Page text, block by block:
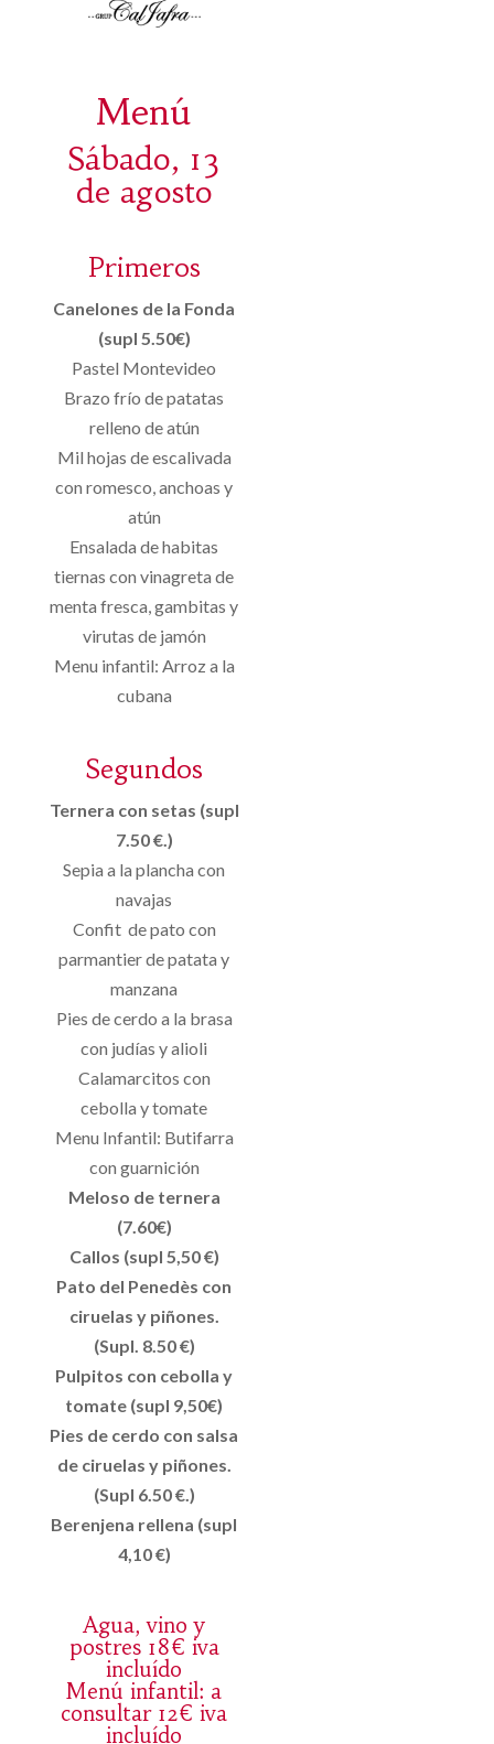
Menú
Sábado, 13
de agosto
Primeros
Canelones de la Fonda
(supl 5.50€)
Pastel Montevideo
Brazo frío de patatas
relleno de atún
Mil hojas de escalivada
con romesco, anchoas y
atún
Ensalada de habitas
tiernas con vinagreta de
menta fresca, gambitas y
virutas de jamón
Menu infantil: Arroz a la
cubana
Segundos
Ternera con setas (supl
7.50 €.)
Sepia a la plancha con
navajas
Confit de pato con
parmantier de patata y
manzana
Pies de cerdo a la brasa
con judías y alioli
Calamarcitos con
cebolla y tomate
Menu Infantil: Butifarra
con guarnición
Meloso de ternera
(7.60€)
Callos (supl 5,50 €)
Pato del Penedès con
ciruelas y piñones.
(Supl. 8.50 €)
Pulpitos con cebolla y
tomate (supl 9,50€)
Pies de cerdo con salsa
de ciruelas y piñones.
(Supl 6.50 €.)
Berenjena rellena (supl
4,10 €)
Agua, vino y
postres 18€ iva
incluído
Menú infantil: a
consultar 12€ iva
incluído